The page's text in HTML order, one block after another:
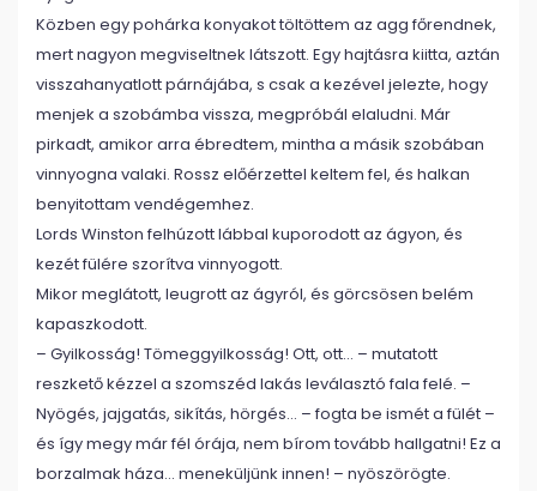
Közben egy pohárka konyakot töltöttem az agg főrendnek,
mert nagyon megviseltnek látszott. Egy hajtásra kiitta, aztán
visszahanyatlott párnájába, s csak a kezével jelezte, hogy
menjek a szobámba vissza, megpróbál elaludni. Már
pirkadt, amikor arra ébredtem, mintha a másik szobában
vinnyogna valaki. Rossz előérzettel keltem fel, és halkan
benyitottam vendégemhez.
Lords Winston felhúzott lábbal kuporodott az ágyon, és
kezét fülére szorítva vinnyogott.
Mikor meglátott, leugrott az ágyról, és görcsösen belém
kapaszkodott.
– Gyilkosság! Tömeggyilkosság! Ott, ott… – mutatott
reszkető kézzel a szomszéd lakás leválasztó fala felé. –
Nyögés, jajgatás, sikítás, hörgés… – fogta be ismét a fülét –
és így megy már fél órája, nem bírom tovább hallgatni! Ez a
borzalmak háza… meneküljünk innen! – nyöszörögte.